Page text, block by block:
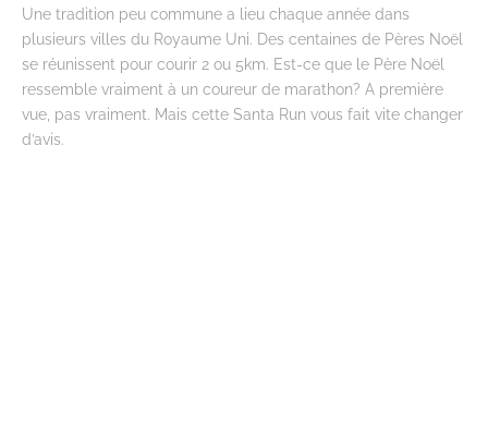
Une tradition peu commune a lieu chaque année dans
plusieurs villes du Royaume Uni. Des centaines de Pères Noël
se réunissent pour courir 2 ou 5km. Est-ce que le Père Noël
ressemble vraiment à un coureur de marathon? A première
vue, pas vraiment. Mais cette Santa Run vous fait vite changer
d’avis.